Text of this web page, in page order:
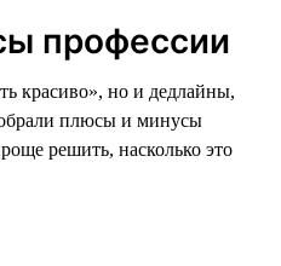
профессии
красиво», но и дедлайны,
плюсы и минусы
решить, насколько это